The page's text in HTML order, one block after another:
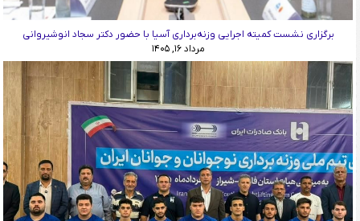
برگزاری نشست کمیته اجرایی وزنه‌برداری آسیا با حضور دکتر سجاد انوشیروانی
مرداد ۱۶, ۱۴۰۵